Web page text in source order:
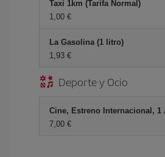
Taxi 1km (Tarifa Normal)
1,00 €
La Gasolina (1 litro)
1,93 €
Deporte y Ocio
Cine, Estreno Internacional, 1
7,00 €